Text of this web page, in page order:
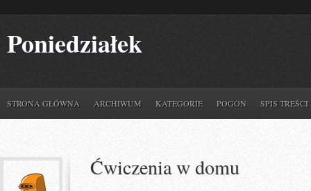
Poniedziałek
STRONA GŁÓWNA ARCHIWUM KATEGORIE POGOŃ SPIS TREŚCI
Ćwiczenia w domu